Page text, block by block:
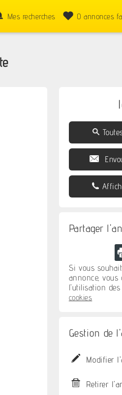
Mes recherches 0 annonces
Partager
Si vous
annonce, vous
l'utilisation des
cookies
Gestion de
Modifier
Retirer